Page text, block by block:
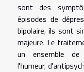
sont des
épisodes de
bipolaire, ils sont
majeure. Le
un ensemble de
l'humeur,